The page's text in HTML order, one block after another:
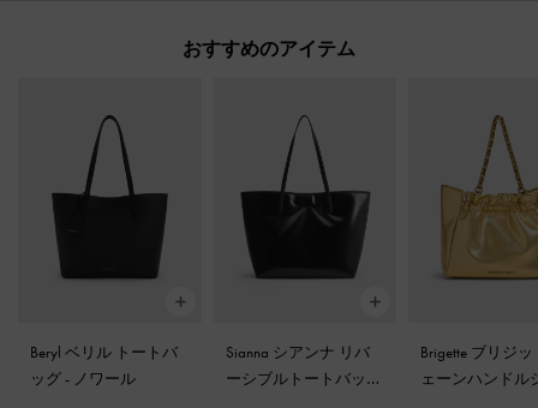
おすすめのアイテム
Beryl ベリル トートバ
ッグ- ノワール
Sianna シアンナ リバ
ーシブルトートバッグ
Brigette ブリジ
ェーンハンドル